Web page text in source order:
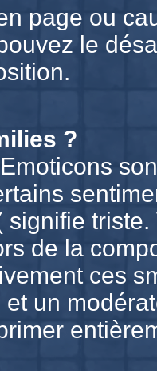
page ou
le
?
signifie
de la
ces
un